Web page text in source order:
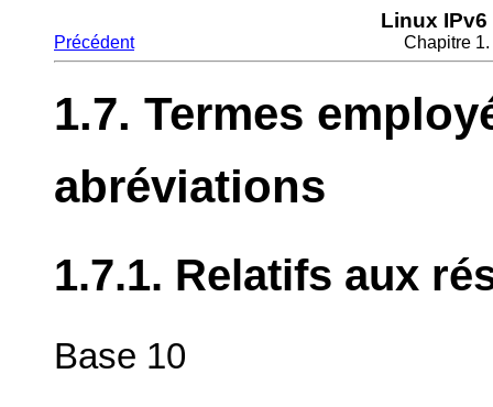
Linux IPv6
Précédent Chapitre
1.7. Termes
abréviations
1.7.1. Relatifs aux
Base 10